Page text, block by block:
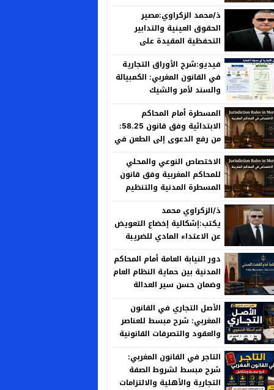
ذ/محمد الزكراوي:مصير
الحقوق العينية والتدابير
التحفظية المقيدة على
المنفعة العامة
فيديو:شرح الأوراق التجارية
في القانون المغربي: الكمبيالة
والسند لأمر والشيك
المسطرة أمام المحاكم
الابتدائية وفق قانون 58.25:
من رفع الدعوى إلى الطعن في
الاختصاص النوعي والمحلي
للمحاكم المغربية وفق قانون
المسطرة المدنية والتنظيم
ذ/الزكراوي محمد
يكتب:إشكالية إخضاع التعويض
عن الاعتداء المادي للضريبة
العدالة الجبائية وخصوصية
المسؤولية الإدارية
دور النيابة العامة أمام المحاكم
المدنية بين حماية النظام العام
وضمان حسن سير العدالة
الأصل التجاري في القانون
المغربي: شرح مبسط للعناصر
والعقود والتصرفات القانونية
التاجر في القانون المغربي:
شرح مبسط لشروط الصفة
التجارية والأهلية والالتزامات